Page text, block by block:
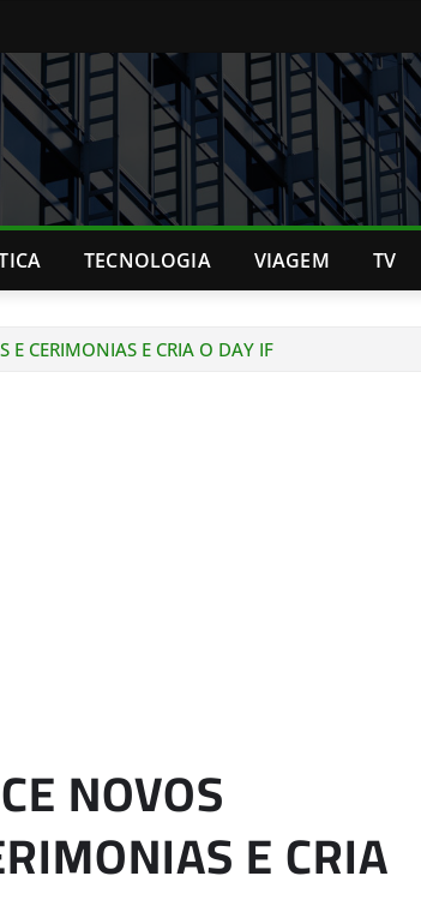
TECNOLOGIA VIAGEM TV
E CERIMONIAS E CRIA O DAY IF
NOVOS
E CRIA